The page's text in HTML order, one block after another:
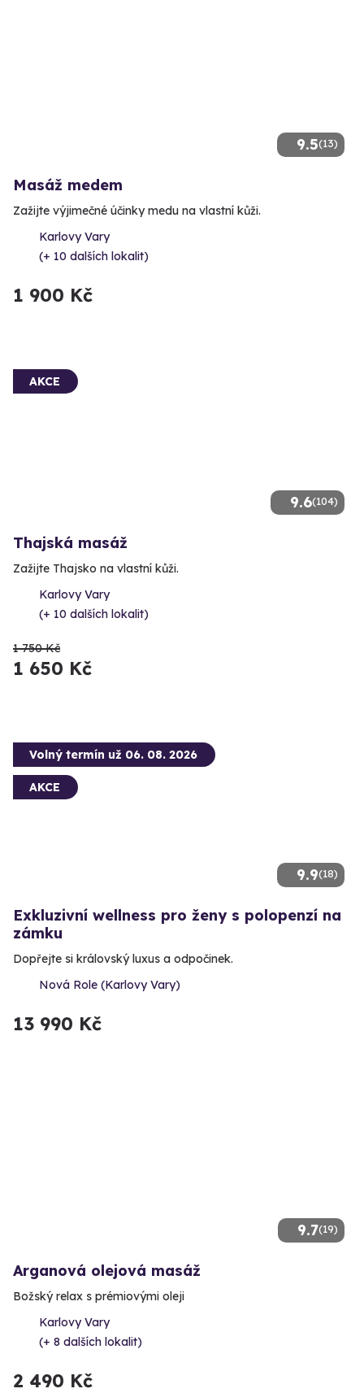
9.5(13)
Masáž medem
Zažijte výjimečné účinky medu na vlastní kůži.
Karlovy Vary
(+ 10 dalších lokalit)
1 900 Kč
9.6(104)
AKCE
Thajská masáž
Zažijte Thajsko na vlastní kůži.
Karlovy Vary
(+ 10 dalších lokalit)
1 750 Kč
1 650 Kč
9.9(18)
Volný termín už 06. 08. 2026
AKCE
Exkluzivní wellness pro ženy s polopenzí na
zámku
Dopřejte si královský luxus a odpočinek.
Nová Role (Karlovy Vary)
13 990 Kč
9.7(19)
Arganová olejová masáž
Božský relax s prémiovými oleji
Karlovy Vary
(+ 8 dalších lokalit)
2 490 Kč